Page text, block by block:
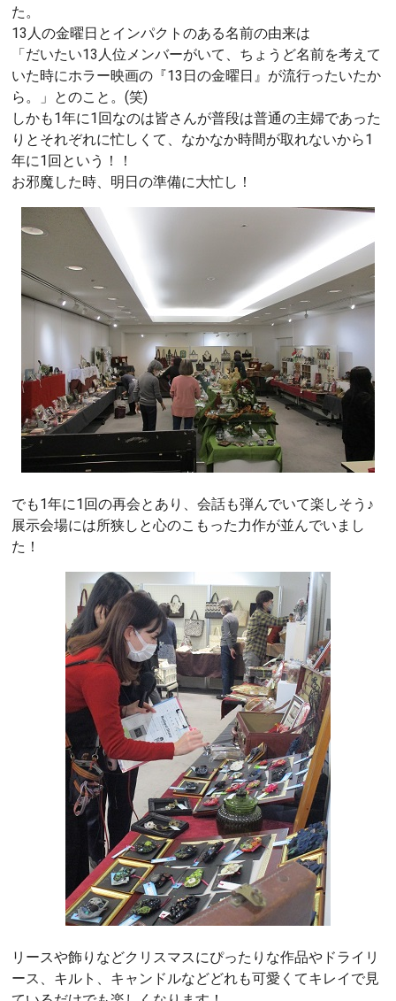
た。
13人の金曜日とインパクトのある名前の由来は
「だいたい13人位メンバーがいて、ちょうど名前を考えて
いた時にホラー映画の『13日の金曜日』が流行ったいたか
ら。」とのこと。(笑)
しかも1年に1回なのは皆さんが普段は普通の主婦であった
りとそれぞれに忙しくて、なかなか時間が取れないから1
年に1回という！！
お邪魔した時、明日の準備に大忙し！
でも1年に1回の再会とあり、会話も弾んでいて楽しそう♪
展示会場には所狭しと心のこもった力作が並んでいまし
た！
リースや飾りなどクリスマスにぴったりな作品やドライリ
ース、キルト、キャンドルなどどれも可愛くてキレイで見